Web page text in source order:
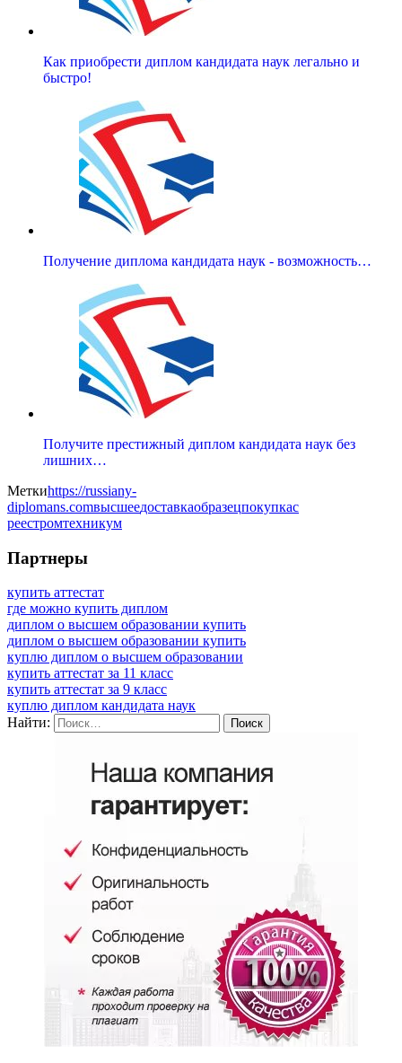
Как приобрести диплом кандидата наук легально и
быстро!
Получение диплома кандидата наук - возможность…
Получите престижный диплом кандидата наук без
лишних…
Меткиhttps://russiany-
diplomans.comвысшеедоставкаобразецпокупкас
реестромтехникум
Партнеры
купить аттестат
где можно купить диплом
диплом о высшем образовании купить
диплом о высшем образовании купить
куплю диплом о высшем образовании
купить аттестат за 11 класс
купить аттестат за 9 класс
куплю диплом кандидата наук
Найти: